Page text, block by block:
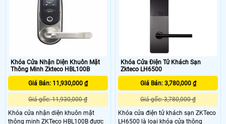
Khóa Cửa Nhận Diện Khuôn Mặt
Thông Minh Zkteco HBL100B
Giá Bán: 11,930,000 ₫
Giá gốc: 11,930,000 ₫
Khóa cửa nhận diện khuôn mặt
thông minh ZKTeco HBL100B được
Khóa Cửa Điện Tử Khách Sạn
Zkteco LH6500
Giá Bán: 3,780,000 ₫
Giá gốc: 3,780,000 ₫
Khóa cửa điện tử khách sạn ZKTeco
LH6500 là loại khóa cửa thông